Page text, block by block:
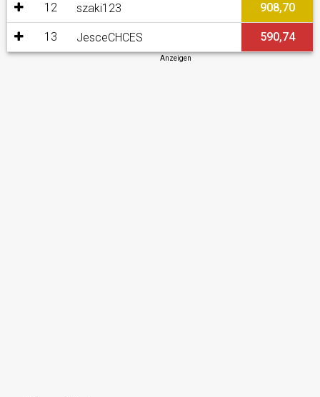
12 szaki123 908,70
13 JesceCHCES 590,74
Anzeigen